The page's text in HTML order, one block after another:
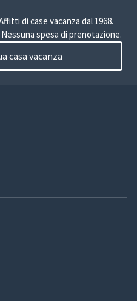
di case vacanza dal 1968.
spesa di prenotazione.
casa vacanza